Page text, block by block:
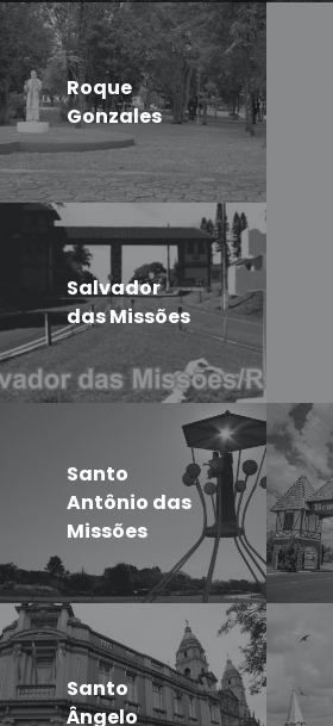
Roque
Gonzales
Salvador
das Missões
Santo
Antônio das
Missões
Santo
Ângelo